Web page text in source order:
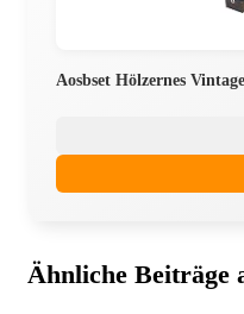
Aosbset Hölzernes
Ähnliche Beiträge